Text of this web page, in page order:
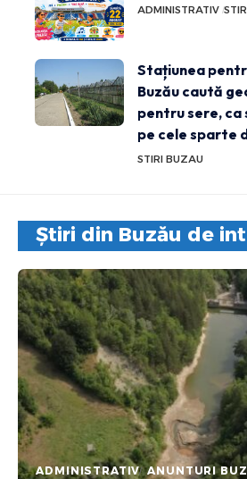
ADMINISTRATIV
Stațiunea
Buzău caută
pentru sere, ca
pe cele sparte
STIRI BUZAU
Știri din Buzău de
ADMINISTRATIV ANUNTURI